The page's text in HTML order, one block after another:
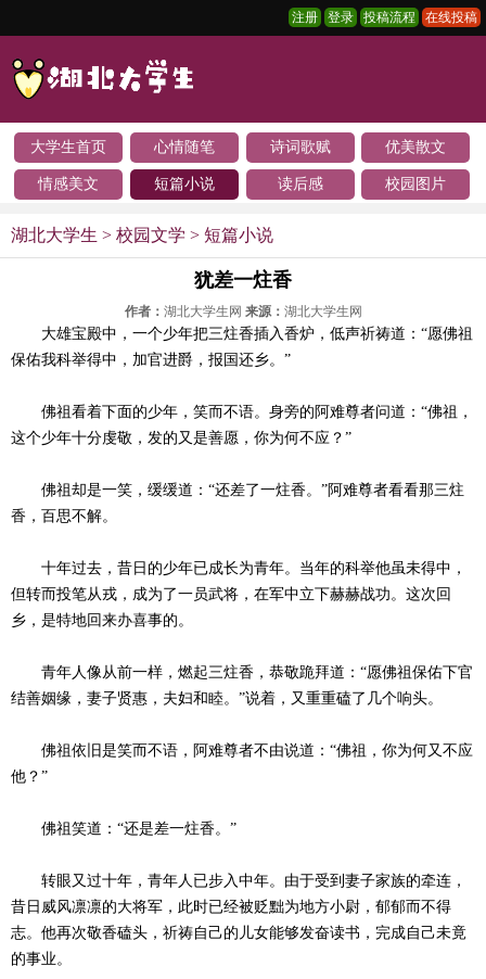
注册 登录 投稿流程 在线投稿
大学生首页 心情随笔 诗词歌赋 优美散文
情感美文 短篇小说 读后感 校园图片
湖北大学生 > 校园文学 > 短篇小说
犹差一炷香
作者： 湖北大学生网 来源： 湖北大学生网
大雄宝殿中，一个少年把三炷香插入香炉，低声祈祷道：“愿佛祖
保佑我科举得中，加官进爵，报国还乡。”
佛祖看着下面的少年，笑而不语。身旁的阿难尊者问道：“佛祖，
这个少年十分虔敬，发的又是善愿，你为何不应？”
佛祖却是一笑，缓缓道：“还差了一炷香。”阿难尊者看看那三炷
香，百思不解。
十年过去，昔日的少年已成长为青年。当年的科举他虽未得中，
但转而投笔从戎，成为了一员武将，在军中立下赫赫战功。这次回
乡，是特地回来办喜事的。
青年人像从前一样，燃起三炷香，恭敬跪拜道：“愿佛祖保佑下官
结善姻缘，妻子贤惠，夫妇和睦。”说着，又重重磕了几个响头。
佛祖依旧是笑而不语，阿难尊者不由说道：“佛祖，你为何又不应
他？”
佛祖笑道：“还是差一炷香。”
转眼又过十年，青年人已步入中年。由于受到妻子家族的牵连，
昔日威风凛凛的大将军，此时已经被贬黜为地方小尉，郁郁而不得
志。他再次敬香磕头，祈祷自己的儿女能够发奋读书，完成自己未竟
的事业。